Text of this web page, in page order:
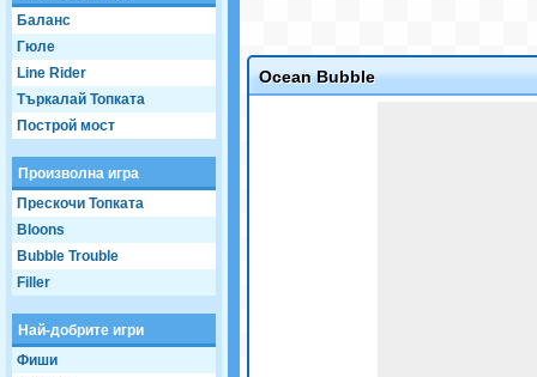
Баланс
Гюле
Line Rider
Търкалай Топката
Построй мост
Произволна игра
Прескочи Топката
Bloons
Bubble Trouble
Filler
Най-добрите игри
Фиши
Ocean Bubble